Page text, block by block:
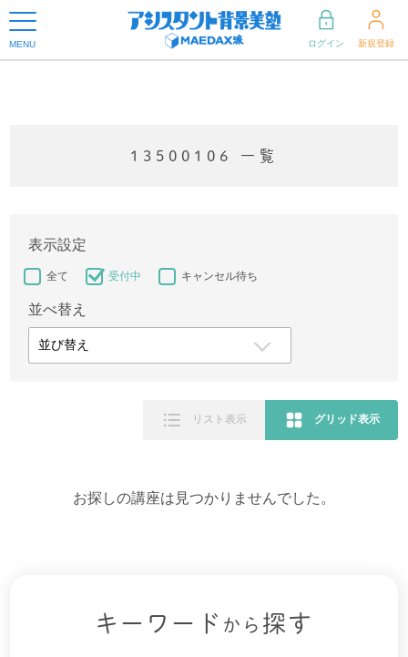
MENU ログイン 新規登録
13500106 一覧
表示設定
全て 受付中 キャンセル待ち
並べ替え
リスト表示 グリッド表示
お探しの講座は見つかりませんでした。
キーワード から 探す